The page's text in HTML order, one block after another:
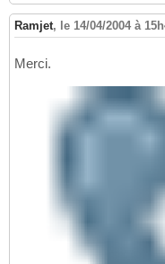
Ramjet, le 14/04/2004 à
Merci.